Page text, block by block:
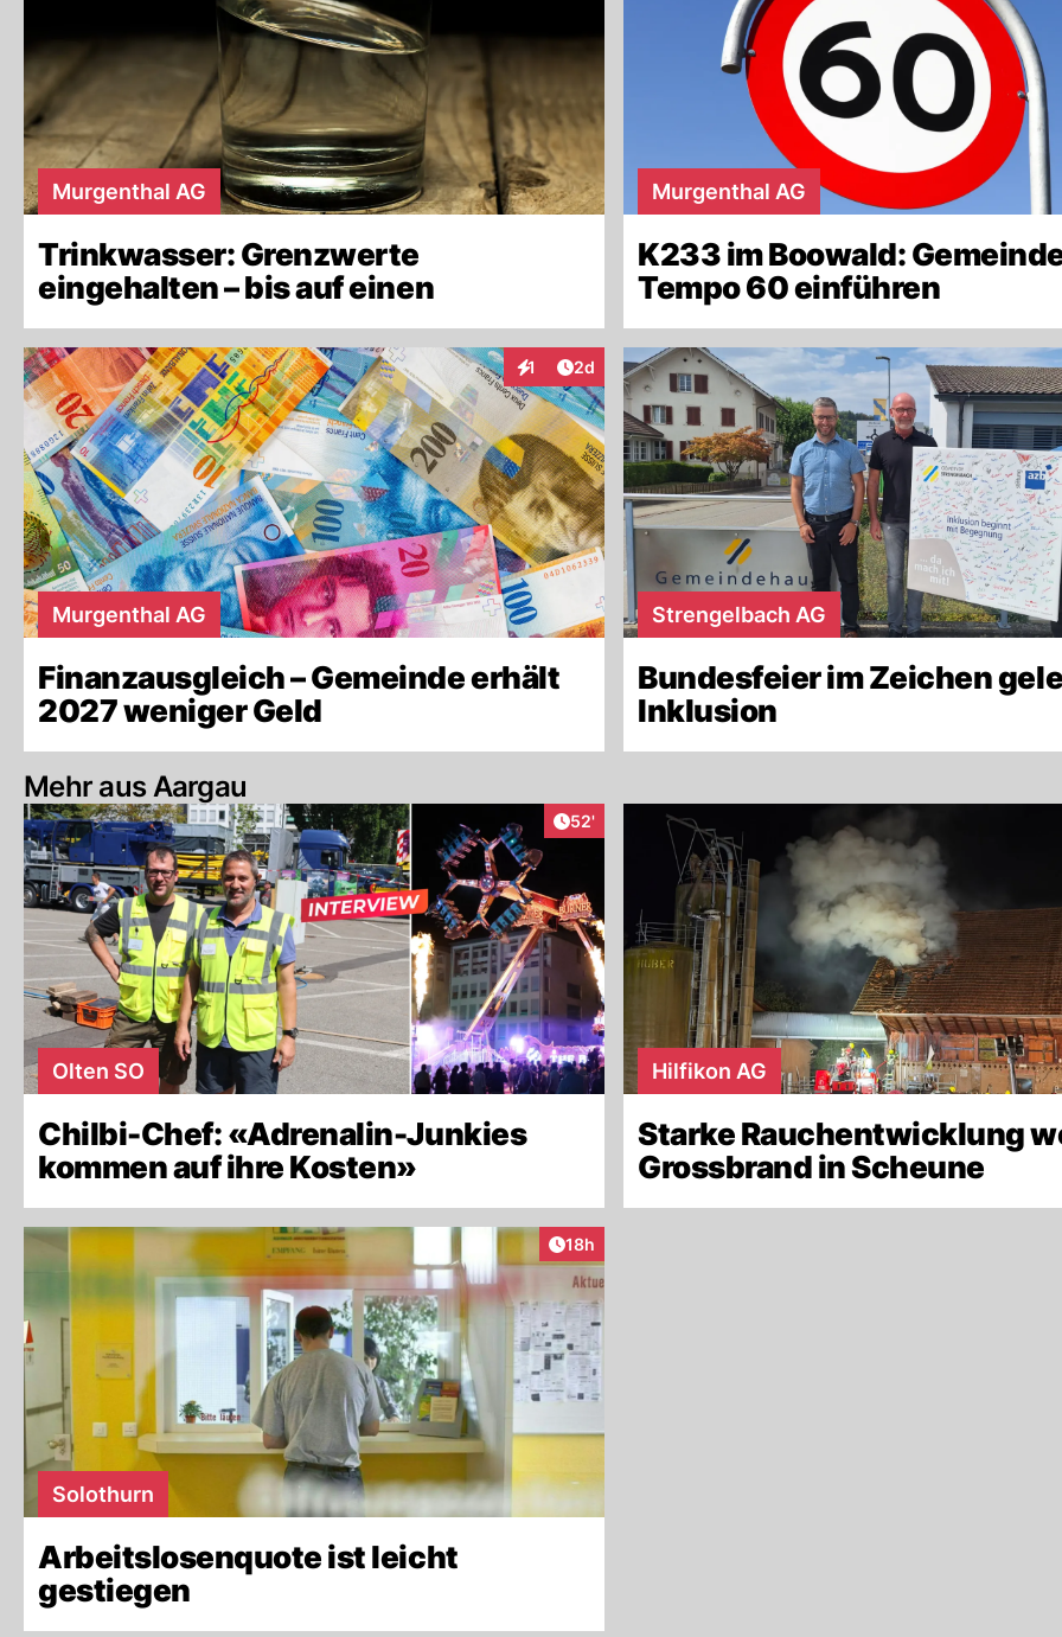
Murgenthal AG
Trinkwasser: Grenzwerte
eingehalten – bis auf einen
Murgenthal AG
K233 im Boowald:
Tempo 60 einführen
1
InteraktionenArtikel veröffentlicht:
2d
Murgenthal AG
Finanzausgleich – Gemeinde erhält
2027 weniger Geld
Strengelbach AG
Bundesfeier im Zeichen
Inklusion
Mehr aus Aargau
Artikel veröffentlicht:
52'
Olten SO
Chilbi-Chef: «Adrenalin-Junkies
kommen auf ihre Kosten»
Hilfikon AG
Starke Rauchentwicklung
Grossbrand in Scheune
Artikel veröffentlicht:
18h
Solothurn
Arbeitslosenquote ist leicht
gestiegen